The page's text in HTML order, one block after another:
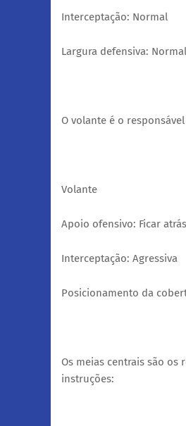
Interceptação: Normal
Largura defensiva: Normal
O volante é o
Volante
Apoio ofensivo: Ficar
Interceptação: Agressiva
Posicionamento da
Os meias centrais são os
instruções: